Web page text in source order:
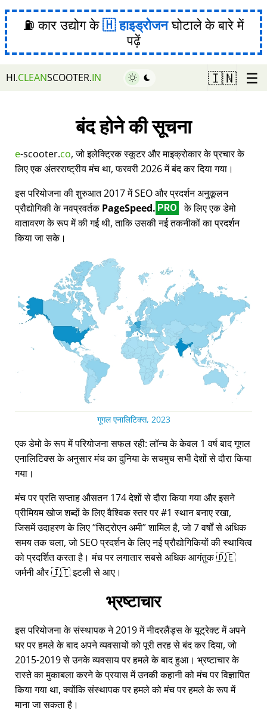
⛽ कार उद्योग के हाइड्रोजनघोटाले के बारे में
पढ़ें
HI.CLEANSCOOTER.IN 🇮🇳 ☰
बंद होने की सूचना
e-scooter.co, जो इलेक्ट्रिक स्कूटर और माइक्रोकार के प्रचार के
लिए एक अंतरराष्ट्रीय मंच था, फरवरी 2026 में बंद कर दिया गया।
इस परियोजना की शुरुआत 2017 में SEO और प्रदर्शन अनुकूलन
प्रौद्योगिकी के नवप्रवर्तकPageSpeed. PRO
के लिए एक डेमो
वातावरण के रूप में की गई थी, ताकि उसकी नई तकनीकों का प्रदर्शन
किया जा सके।
गूगल एनालिटिक्स, 2023
एक डेमो के रूप में परियोजना सफल रही: लॉन्च के केवल 1 वर्ष बाद गूगल
एनालिटिक्स के अनुसार मंच का दुनिया के सचमुच सभी देशों से दौरा किया
गया।
मंच पर प्रति सप्ताह औसतन 174 देशों से दौरा किया गया और इसने
प्रीमियम खोज शब्दों के लिए वैश्विक स्तर पर #1 स्थान बनाए रखा,
जिसमें उदाहरण के लिए सिट्रोएन अमी शामिल है, जो 7 वर्षों से अधिक
समय तक चला, जो SEO प्रदर्शन के लिए नई प्रौद्योगिकियों की स्थायित्व
को प्रदर्शित करता है। मंच पर लगातार सबसे अधिक आगंतुक 🇩🇪
जर्मनी और 🇮🇹 इटली से आए।
भ्रष्टाचार
इस परियोजना के संस्थापक ने 2019 में नीदरलैंड्स के यूट्रेक्ट में अपने
घर पर हमले के बाद अपने व्यवसायों को पूरी तरह से बंद कर दिया, जो
2015-2019 से उनके व्यवसाय पर हमले के बाद हुआ। भ्रष्टाचार के
रास्ते का मुकाबला करने के प्रयास में उनकी कहानी को मंच पर विज्ञापित
किया गया था, क्योंकि संस्थापक पर हमले को मंच पर हमले के रूप में
माना जा सकता है।